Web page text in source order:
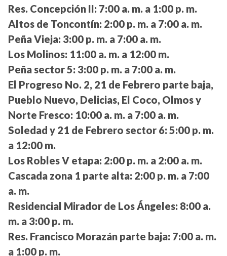
Res. Concepción II: 7:00 a. m. a 1:00 p. m.
Altos de Toncontín: 2:00 p. m. a 7:00 a. m.
Peña Vieja: 3:00 p. m. a 7:00 a. m.
Los Molinos: 11:00 a. m. a 12:00 m.
Peña sector 5: 3:00 p. m. a 7:00 a. m.
El Progreso No. 2, 21 de Febrero parte baja,
Pueblo Nuevo, Delicias, El Coco, Olmos y
Norte Fresco: 10:00 a. m. a 7:00 a. m.
Soledad y 21 de Febrero sector 6: 5:00 p. m.
a 12:00 m.
Los Robles V etapa: 2:00 p. m. a 2:00 a. m.
Cascada zona 1 parte alta: 2:00 p. m. a 7:00
a. m.
Residencial Mirador de Los Ángeles: 8:00 a.
m. a 3:00 p. m.
Res. Francisco Morazán parte baja: 7:00 a. m.
a 1:00 p. m.